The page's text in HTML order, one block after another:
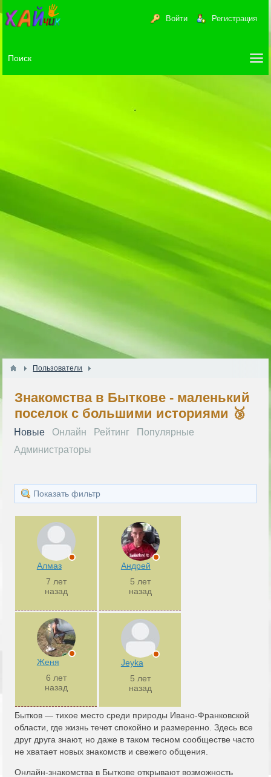
Войти Регистрация
Пользователи
Знакомства в Быткове - маленький
поселок с большими историями 🥉
Новые Онлайн Рейтинг
Популярные
Администраторы
Показать фильтр
Алмаз
7 лет
назад
Андрей
5 лет
назад
Женя
6 лет
назад
Jeyka
5 лет
назад
Бытков — тихое место среди природы Ивано-Франковской
области, где жизнь течет спокойно и размеренно. Здесь все
друг друга знают, но даже в таком тесном сообществе часто
не хватает новых знакомств и свежего общения.
Онлайн-знакомства в Быткове открывают возможность